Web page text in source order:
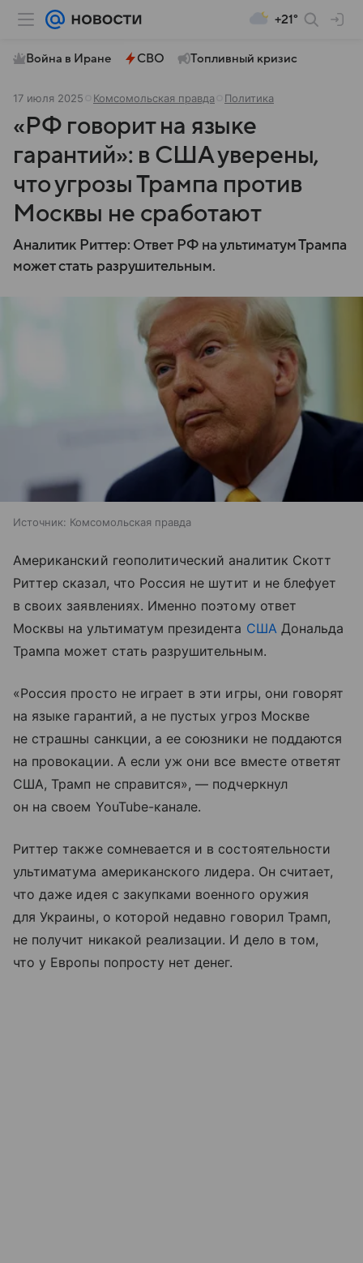
+21°
Война в Иране СВО Топливный кризис
17 июля 2025 Комсомольская правда Политика
«РФ говорит на языке
гарантий»: в США уверены,
что угрозы Трампа против
Москвы не сработают
Аналитик Риттер: Ответ РФ на ультиматум Трампа
может стать разрушительным.
Источник: Комсомольская правда
Американский геополитический аналитик Скотт
Риттер сказал, что Россия не шутит и не блефует
в своих заявлениях. Именно поэтому ответ
Москвы на ультиматум президента США Дональда
Трампа может стать разрушительным.
«Россия просто не играет в эти игры, они говорят
на языке гарантий, а не пустых угроз Москве
не страшны санкции, а ее союзники не поддаются
на провокации. А если уж они все вместе ответят
США, Трамп не справится», — подчеркнул
он на своем YouTube-канале.
Риттер также сомневается и в состоятельности
ультиматума американского лидера. Он считает,
что даже идея с закупками военного оружия
для Украины, о которой недавно говорил Трамп,
не получит никакой реализации. И дело в том,
что у Европы попросту нет денег.